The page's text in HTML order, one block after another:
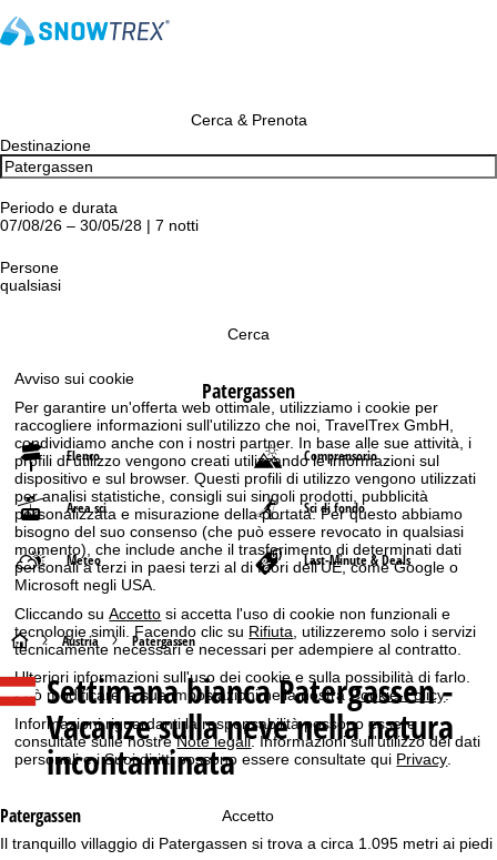
Avviso sui cookie
Per garantire un'offerta web ottimale, utilizziamo i cookie per
raccogliere informazioni sull'utilizzo che noi, TravelTrex GmbH,
condividiamo anche con i nostri partner. In base alle sue attività, i
profili di utilizzo vengono creati utilizzando le informazioni sul
dispositivo e sul browser. Questi profili di utilizzo vengono utilizzati
per analisi statistiche, consigli sui singoli prodotti, pubblicità
personalizzata e misurazione della portata. Per questo abbiamo
bisogno del suo consenso (che può essere revocato in qualsiasi
momento), che include anche il trasferimento di determinati dati
personali a terzi in paesi terzi al di fuori dell'UE, come Google o
Microsoft negli USA.
Cliccando suAccetto si accetta l'uso di cookie non funzionali e
tecnologie simili. Facendo clic su Rifiuta , utilizzeremo solo i servizi
tecnicamente necessari e necessari per adempiere al contratto.
Ulteriori informazioni sull'uso dei cookie e sulla possibilità di farlo.
Può modificare le sue impostazioni nella nostraCookie-Policy.
Informazioni riguardanti la responsabilità possono essere
consultate sulle nostreNote legali. Informazioni sull'utilizzo dei dati
personali e i Suoi diritti possono essere consultate qui Privacy
Accetto
Cerca & Prenota
Destinazione
Periodo e durata
07/08/26 – 30/05/28 | 7 notti
Persone
qualsiasi
Cerca
Patergassen
Elenco Comprensorio
Area sci Sci di fondo
Meteo Last-Minute & Deals
H
o
m
p
Austria Patergassen
Settimana biancaPatergassen -
Vacanze sulla neve nella natura
incontaminata
Patergassen
Il tranquillo villaggio di Patergassen si trova a circa 1.095 metri ai piedi